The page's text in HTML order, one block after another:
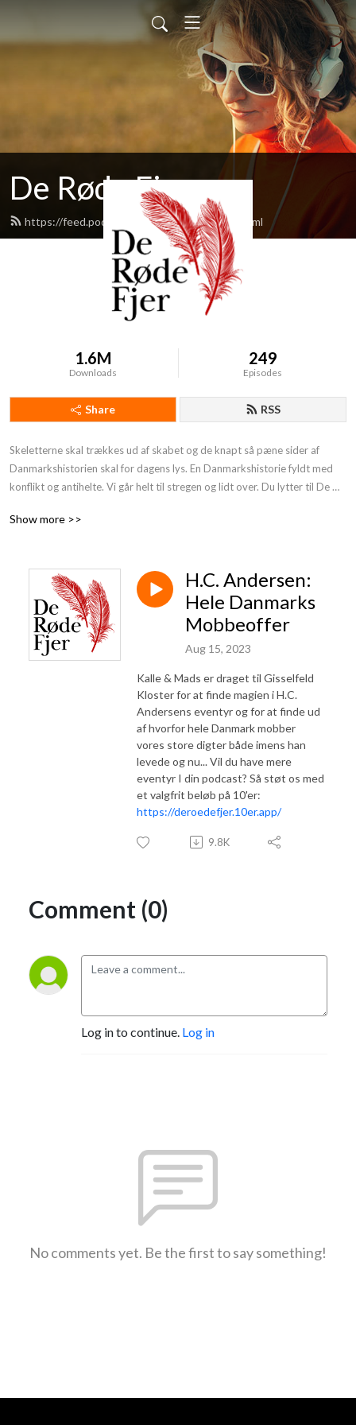
De Røde Fjer
https://feed.podbean.com/deroedefjer/feed.xml
1.6M
Downloads
249
Episodes
Share RSS
Skeletterne skal trækkes ud af skabet og de knapt så pæne sider af
Danmarkshistorien skal for dagens lys. En Danmarkshistorie fyldt med
konflikt og antihelte. Vi går helt til stregen og lidt over. Du lytter til De
din podcast:https: //deroedefjer.10er.app/
Show more >>
H.C. Andersen:
Hele Danmarks
Mobbeoffer
Aug 15, 2023
Kalle & Mads er draget til Gisselfeld
Kloster for at finde magien i H.C.
Andersens eventyr og for at finde ud
af hvorfor hele Danmark mobber
vores store digter både imens han
levede og nu... Vil du have mere
eventyr I din podcast? Så støt os med
et valgfrit beløb på 10'er:
https://deroedefjer.10er.app/
9.8K
Comment (0)
Log in to continue. Log in
No comments yet. Be the first to say something!